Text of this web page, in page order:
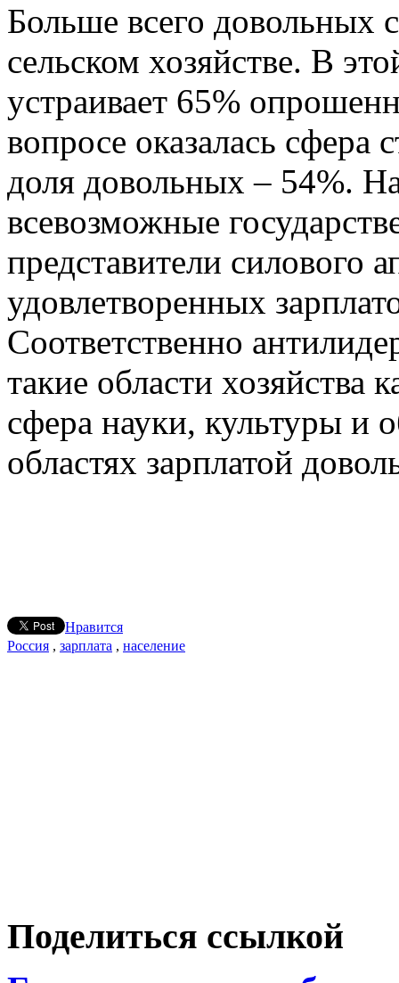
Больше всего довольных
сельском хозяйстве. В
устраивает 65%
вопросе оказалась сфера
доля довольных – 54%.
всевозможные
представители силового
удовлетворенных
Соответственно
такие области хозяйства
сфера науки, культуры и
областях зарплатой
Нравится
Россия , зарплата , население
Поделиться ссылкой